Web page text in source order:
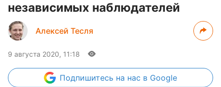
независимых наблюдателей
Алексей Тесля
9 августа 2020, 11:18
Подпишитесь на нас в Google